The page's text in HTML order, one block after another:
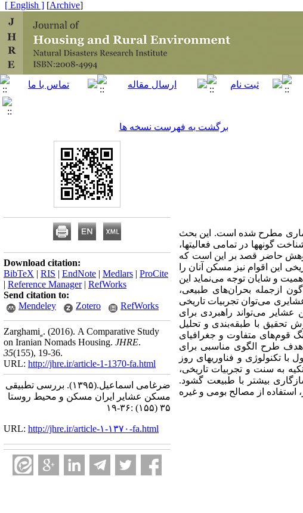
[
Archive
]
[ English ]
برگشت به فهرست نسخه ها
مطرح‌ شده است. این بحث
گونه­ها در تمامی فعالیت­ها،
حاضر قصد بر این است که
این اقوام نیز مسکن آنان را
و شایان توجه می‌نماید این
ازجمله بحران‌های طبیعی،
می‌توان تجربیات تاریخی
می‌تواند راهبردی برای
تحقیق با طبقه‌بندی و تحلیل
قوم‌های متفاوت و جغرافیای
طرح الگوی مناسبی برای
تکنولوژی و فناوری­های روز
به سنت و تجربیات تاریخی،
بیشتر با طبیعت گشود.
از مصالح بومی و غیره
Download citation:
BibTeX | RIS | EndNote | Medlars | ProCite
| Reference Manager| RefWorks
Send citation to:
Mendeley
Zotero RefWorks
Zarghami ٍ. (2016). A Comparative Study
on Iranian Nomads Housing. JHRE.
35(155), 19-36.
URL: http://jhre.ir/article-1-1370-fa.html
ضرغامی اسماعیل.(۱۳۹۵).
بررسی تطبیقی
مسکن عشایر ایران مسکن و محیط روستا
۳۵ (۱۵۵) :۳۶-۱۹
URL: http://jhre.ir/article-۱-۱۳۷۰-fa.html